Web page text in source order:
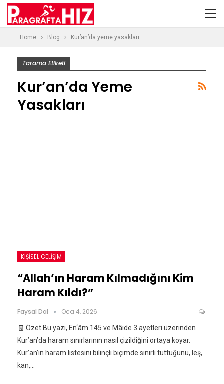
Home Blog Kur’an’da yeme yasakları
Tarama Etiketi
Kur’an’da Yeme
Yasakları
KIŞISEL GELIŞIM
“Allah’ın Haram Kılmadığını Kim
Haram Kıldı?”
Faysal Dal Oca 4, 2026
🧾 Özet Bu yazı, En‘âm 145 ve Mâide 3 ayetleri üzerinden
Kur’an’da haram sınırlarının nasıl çizildiğini ortaya koyar.
Kur’an’ın haram listesini bilinçli biçimde sınırlı tuttuğunu, leş,
kan,…